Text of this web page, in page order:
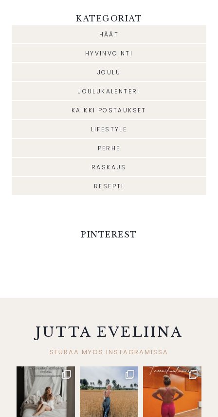
KATEGORIAT
HÄÄT
HYVINVOINTI
JOULU
JOULUKALENTERI
KAIKKI POSTAUKSET
LIFESTYLE
PERHE
RASKAUS
RESEPTI
PINTEREST
JUTTA EVELIINA
SEURAA MYÖS INSTAGRAMISSA